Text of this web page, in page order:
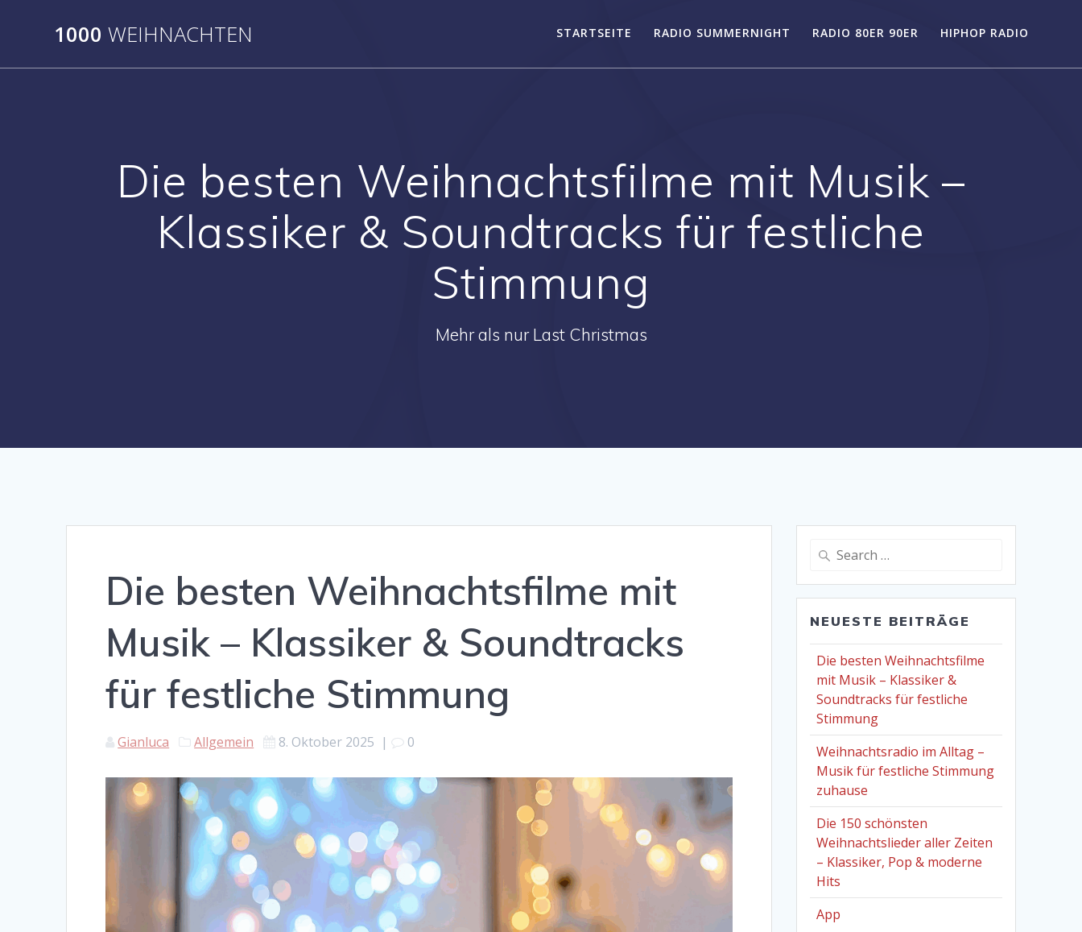
1000 WEIHNACHTEN STARTSEITE RADIO SUMMERNIGHT RADIO 80ER 90ER HIPHOP RADIO
Die besten Weihnachtsfilme mit Musik –
Klassiker & Soundtracks für festliche
Stimmung
Mehr als nur Last Christmas
Die besten Weihnachtsfilme mit
Musik – Klassiker & Soundtracks
für festliche Stimmung
Gianluca Allgemein 8. Oktober 2025 | 0
Search
NEUESTE BEITRÄGE
Die besten Weihnachtsfilme
mit Musik – Klassiker &
Soundtracks für festliche
Stimmung
Weihnachtsradio im Alltag –
Musik für festliche Stimmung
zuhause
Die 150 schönsten
Weihnachtslieder aller Zeiten
– Klassiker, Pop & moderne
Hits
App